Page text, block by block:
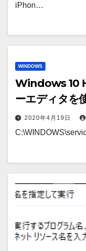
iPhon…
WINDOWS
Windows 10
ーエディタを
2020年4月19日